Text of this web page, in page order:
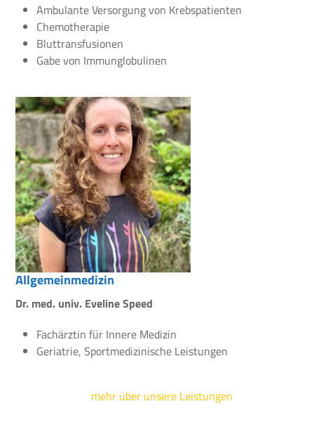
Ambulante Versorgung von Krebspatienten
Chemotherapie
Bluttransfusionen
Gabe von Immunglobulinen
Allgemeinmedizin
Dr. med. univ. Eveline Speed
Fachärztin für Innere Medizin
Geriatrie, Sportmedizinische Leistungen
mehr über unsere Leistungen